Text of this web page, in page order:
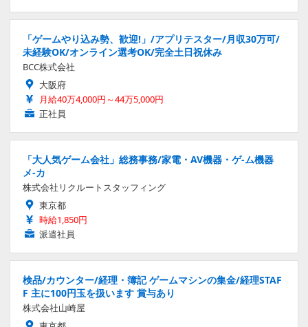
「ゲームやり込み勢、歓迎!」/アプリテスター/月収30万可/
未経験OK/オンライン選考OK/完全土日祝休み
BCC株式会社
大阪府
月給40万4,000円～44万5,000円
正社員
「大人気ゲーム会社」総務事務/家電・AV機器・ゲ-ム機器
メ-カ
株式会社リクルートスタッフィング
東京都
時給1,850円
派遣社員
検品/カウンター/経理・簿記 ゲームマシンの集金/経理STAF
F 主に100円玉を扱います 賞与あり
株式会社山崎屋